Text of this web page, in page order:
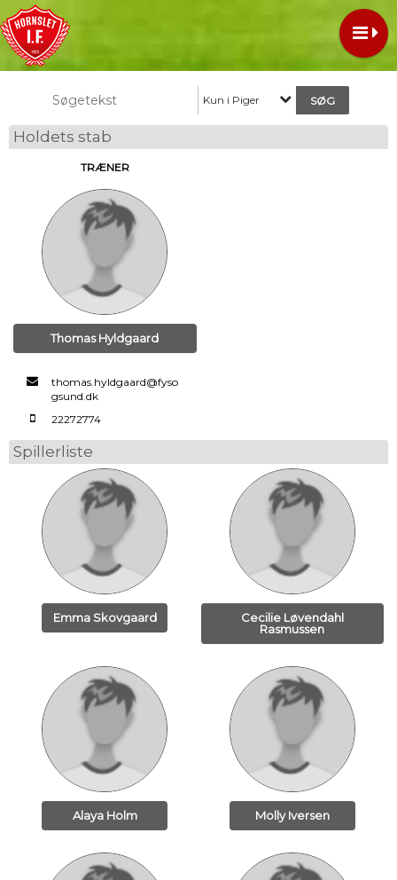
Kun i Piger
Holdets stab
TRÆNER
Thomas Hyldgaard
thomas.hyldgaard@fyso
gsund.dk
22272774
Spillerliste
Emma Skovgaard
Cecilie Løvendahl
Rasmussen
Alaya Holm Molly Iversen